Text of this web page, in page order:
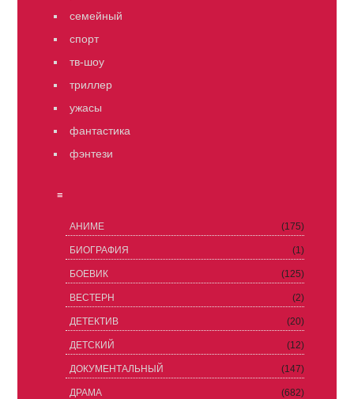
семейный
спорт
тв-шоу
триллер
ужасы
фантастика
фэнтези
≡
АНИМЕ (175)
БИОГРАФИЯ (1)
БОЕВИК (125)
ВЕСТЕРН (2)
ДЕТЕКТИВ (20)
ДЕТСКИЙ (12)
ДОКУМЕНТАЛЬНЫЙ (147)
ДРАМА (682)